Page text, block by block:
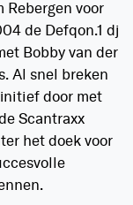
voor
de Defqon.1 dj
Bobby van der
Al snel breken
door met
Scantraxx
het doek voor